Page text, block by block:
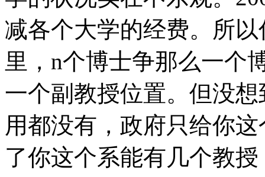
减各个大学的经费。所
里，n个博士争那么一个
一个副教授位置。但没
用都没有，政府只给你
了你这个系能有几个教